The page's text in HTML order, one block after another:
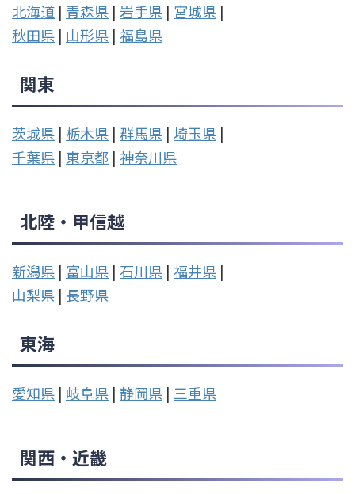
北海道 | 青森県 | 岩手県 | 宮城県 |
秋田県 | 山形県 | 福島県
関東
茨城県 | 栃木県 | 群馬県 | 埼玉県 |
千葉県 | 東京都 | 神奈川県
北陸・甲信越
新潟県 | 富山県 | 石川県 | 福井県 |
山梨県 | 長野県
東海
愛知県 | 岐阜県 | 静岡県 | 三重県
関西・近畿